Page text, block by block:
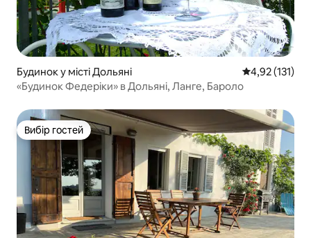
Будинок у місті Дольяні Середня
4,92 (131)
«Будинок Федеріки» в Дольяні, Ланге, Бароло
Вибір гостей
Вибір гостей